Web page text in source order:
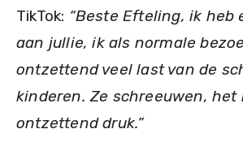
TikTok: “Beste Efteling, ik heb
aan jullie, ik als normale
ontzettend veel last van de
kinderen. Ze schreeuwen, het
ontzettend druk.”